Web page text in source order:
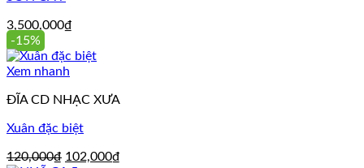
3,500,000₫
-15%
Xem nhanh
ĐĨA CD NHẠC XƯA
Xuân đặc biệt
120,000₫ Giá
102,000₫